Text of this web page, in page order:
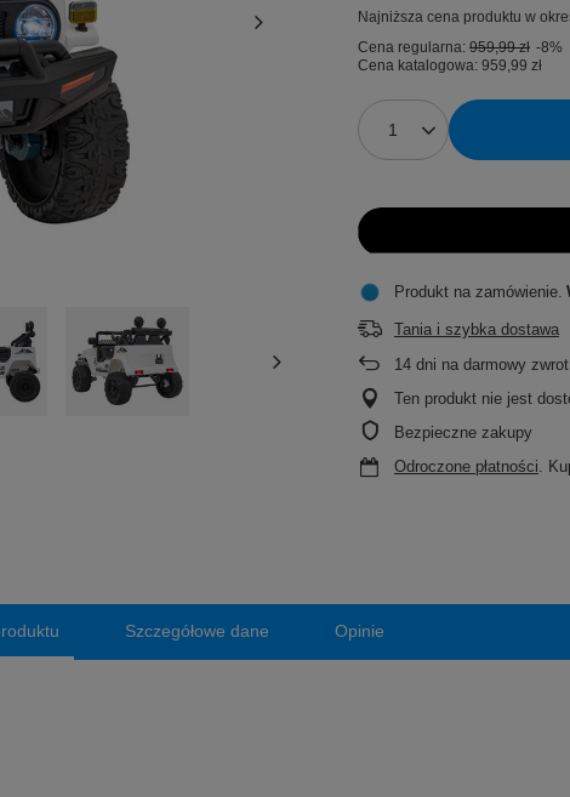
Najniższa cena produktu w
Cena regularna: 959,99 zł -8%
Cena katalogowa: 959,99 zł
Produkt na zamówienie
Tania i szybka dostawa
14dni na darmowy zwrot
Ten produkt nie jest
Bezpieczne zakupy
Odroczone płatności.
Szczegółowe dane Opinie